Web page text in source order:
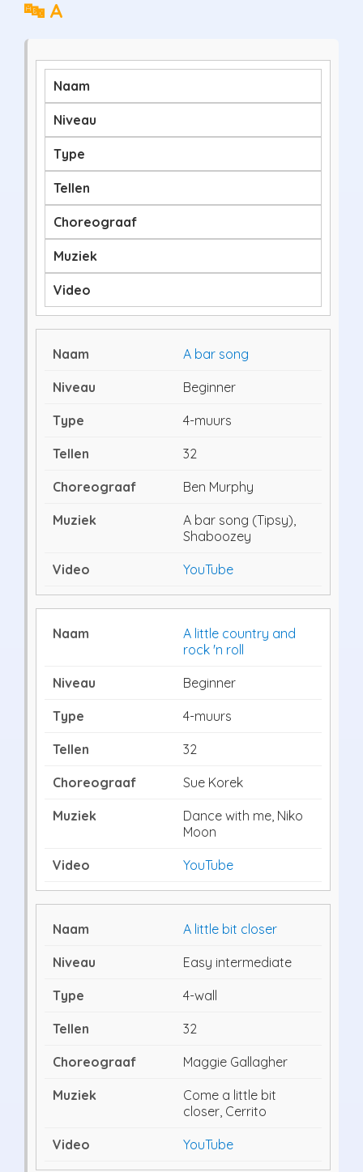
🔤 A
Naam
Niveau
Type
Tellen
Choreograaf
Muziek
Video
A bar song
Beginner
4-muurs
32
Ben Murphy
A bar song (Tipsy),
Shaboozey
YouTube
A little country and
rock 'n roll
Beginner
4-muurs
32
Sue Korek
Dance with me, Niko
Moon
YouTube
A little bit closer
Easy intermediate
4-wall
32
Maggie Gallagher
Come a little bit
closer, Cerrito
YouTube